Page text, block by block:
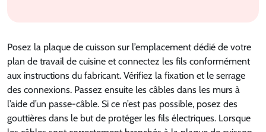
Posez la plaque de cuisson sur l’emplacement dédié de votre
plan de travail de cuisine et connectez les fils conformément
aux instructions du fabricant. Vérifiez la fixation et le serrage
des connexions. Passez ensuite les câbles dans les murs à
l’aide d’un passe-câble. Si ce n’est pas possible, posez des
gouttières dans le but de protéger les fils électriques. Lorsque